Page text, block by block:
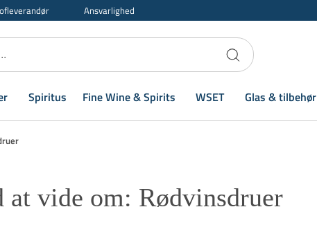
Ansvarlighed
Spiritus Fine Wine & Spirits WSET Glas & tilbehør
vide om: Rødvinsdruer